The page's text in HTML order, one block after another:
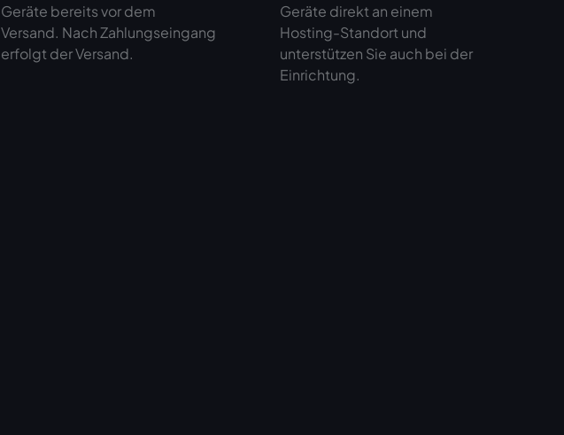
Geräte bereits vor dem
Versand. Nach Zahlungseingang
erfolgt der Versand.
Geräte direkt an einem
Hosting-Standort und
unterstützen Sie auch bei der
Einrichtung.